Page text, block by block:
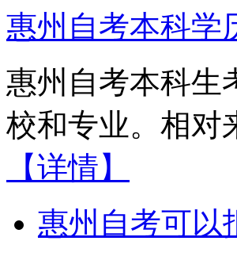
惠州自考本科学
惠州自考本科生
校和专业。相对
【详情】
惠州自考可以